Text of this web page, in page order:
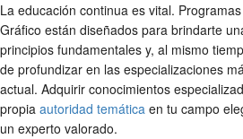
La educación continua es vital.
Gráfico están diseñados para brindarte
principios fundamentales y, al mismo
de profundizar en las especializaciones
actual. Adquirir conocimientos
propia autoridad temática en tu campo
un experto valorado.